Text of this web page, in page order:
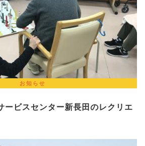
お知らせ
ービスセンター新長田のレクリエ